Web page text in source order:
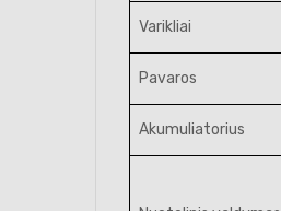
Varikliai
Pavaros
Akumuliatorius